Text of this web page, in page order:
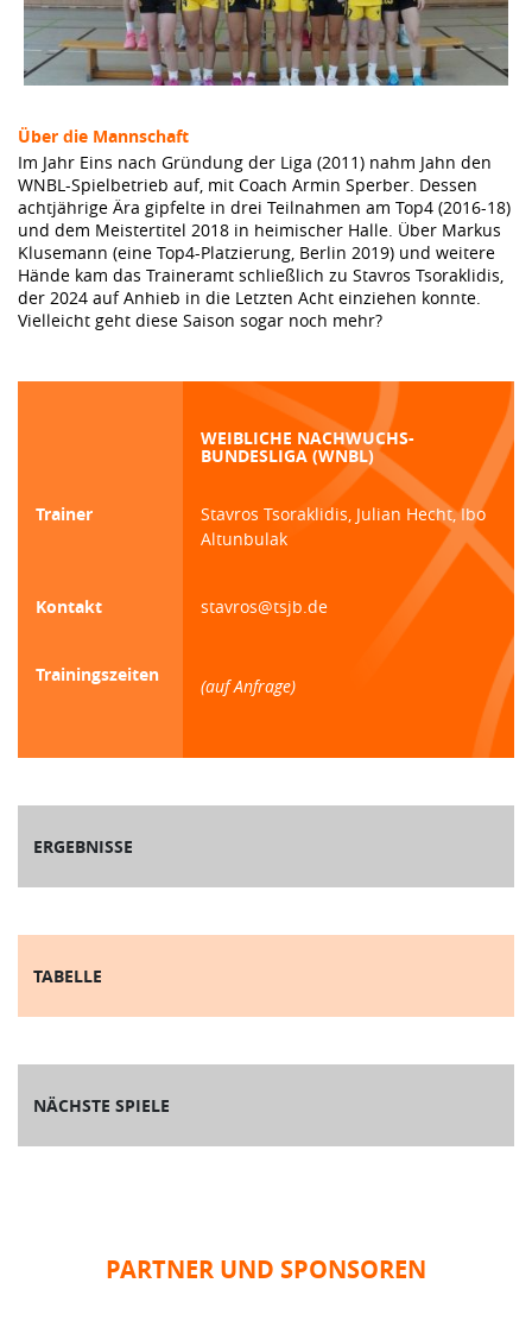
Über die Mannschaft
Im Jahr Eins nach Gründung der Liga (2011) nahm Jahn den
WNBL-Spielbetrieb auf, mit Coach Armin Sperber. Dessen
achtjährige Ära gipfelte in drei Teilnahmen am Top4 (2016-18)
und dem Meistertitel 2018 in heimischer Halle. Über Markus
Klusemann (eine Top4-Platzierung, Berlin 2019) und weitere
Hände kam das Traineramt schließlich zu Stavros Tsoraklidis,
der 2024 auf Anhieb in die Letzten Acht einziehen konnte.
Vielleicht geht diese Saison sogar noch mehr?
WEIBLICHE NACHWUCHS-
BUNDESLIGA (WNBL)
Trainer
Stavros Tsoraklidis, Julian Hecht, Ibo
Altunbulak
Kontakt stavros@tsjb.de
Trainingszeiten
(auf Anfrage)
ERGEBNISSE
TABELLE
NÄCHSTE SPIELE
PARTNER UND SPONSOREN